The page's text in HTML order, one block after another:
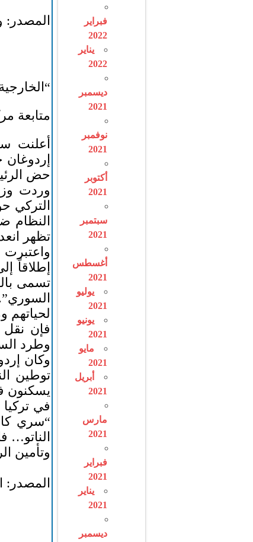
فبراير
2022
يناير
2022
ديسمبر
2021
نوفمبر
2021
أكتوبر
2021
سبتمبر
2021
أغسطس
2021
يوليو
2021
يونيو
2021
مايو
2021
أبريل
2021
مارس
2021
فبراير
2021
يناير
2021
ديسمبر
المصدر:
متابعة
إردوغان
حض
وردت
التركي
النظام
تظهر
واعتبرت
إطلاقاً
تسمى
لحياتهم
فإن نقل
وطرد
وكان
توطين
يسكنون
“سري
الناتو…
وتأمين
المصدر: